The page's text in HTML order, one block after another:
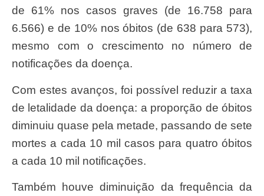
de 61% nos casos graves (de 16.758 para
6.566) e de 10% nos óbitos (de 638 para 573),
mesmo com o crescimento no número de
notificações da doença.
Com estes avanços, foi possível reduzir a taxa
de letalidade da doença: a proporção de óbitos
diminuiu quase pela metade, passando de sete
mortes a cada 10 mil casos para quatro óbitos
a cada 10 mil notificações.
Também houve diminuição da frequência da